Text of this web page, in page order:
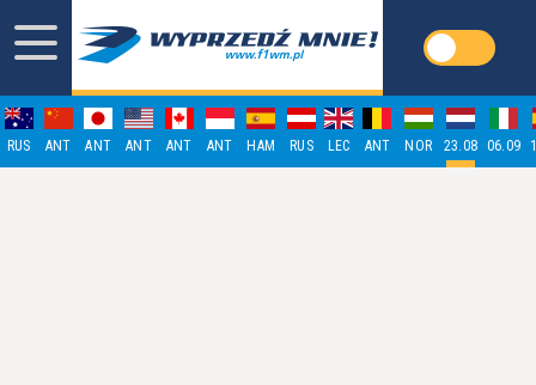
RUS ANT ANT ANT ANT ANT HAM RUS LEC ANT NOR 23.08 06.09